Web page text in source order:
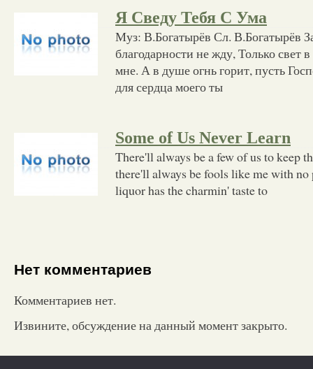
Я Сведу Тебя С Ума
Муз: В.Богатырёв Сл. В.Богатырёв
благодарности не жду, Только свет
мне. А в душе огнь горит, пусть
для сердца моего ты
Some of Us Never Learn
There'll always be a few of us to keep
there'll always be fools like me with no
liquor has the charmin' taste to
Нет комментариев
Комментариев нет.
Извините, обсуждение на данный момент закрыто.